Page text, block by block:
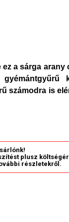
a sárga
számodra is
plusz
részletekről.